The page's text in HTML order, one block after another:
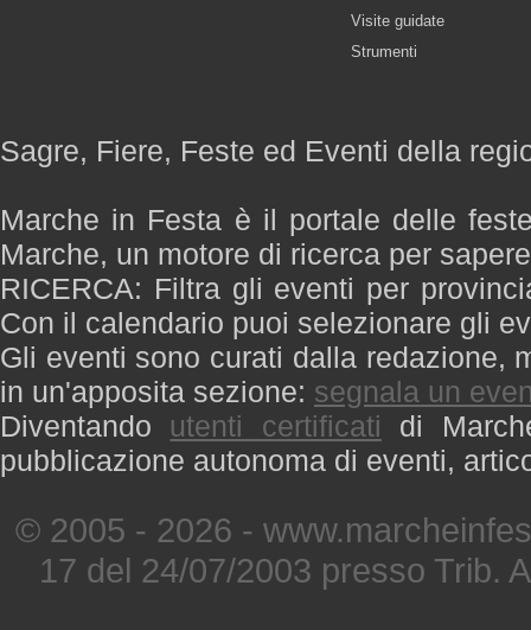
Visite guidate
Strumenti
Sagre, Fiere, Feste ed Eventi della
Marche in Festa è il portale delle
Marche, un motore di ricerca per
RICERCA: Filtra gli eventi per
Con il calendario puoi selezionare gli
Gli eventi sono curati dalla redazione,
in un'apposita sezione: segnala un
Diventando utenti certificati di
pubblicazione autonoma di eventi,
© 2005 - 2026 -
17 del 24/07/2003 presso Trib.